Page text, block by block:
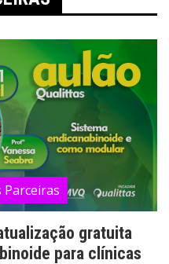
Parceiras
gratuita
para clínicas